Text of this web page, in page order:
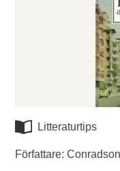
Litteraturtips
Författare: